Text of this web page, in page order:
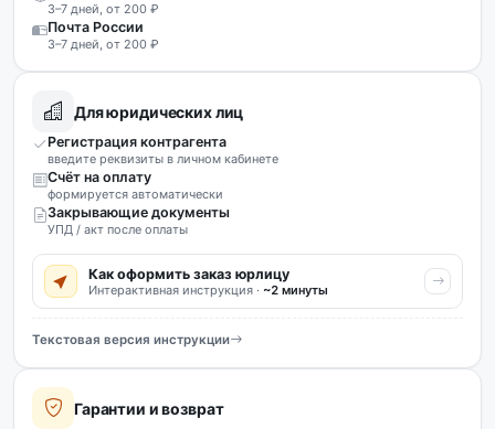
3–7 дней, от 200 ₽
Почта России
3–7 дней, от 200 ₽
Для юридических лиц
Регистрация контрагента
введите реквизиты в личном кабинете
Счёт на оплату
формируется автоматически
Закрывающие документы
УПД / акт после оплаты
Как оформить заказ юрлицу
Интерактивная инструкция · ~2 минуты
Текстовая версия инструкции
Гарантии и возврат